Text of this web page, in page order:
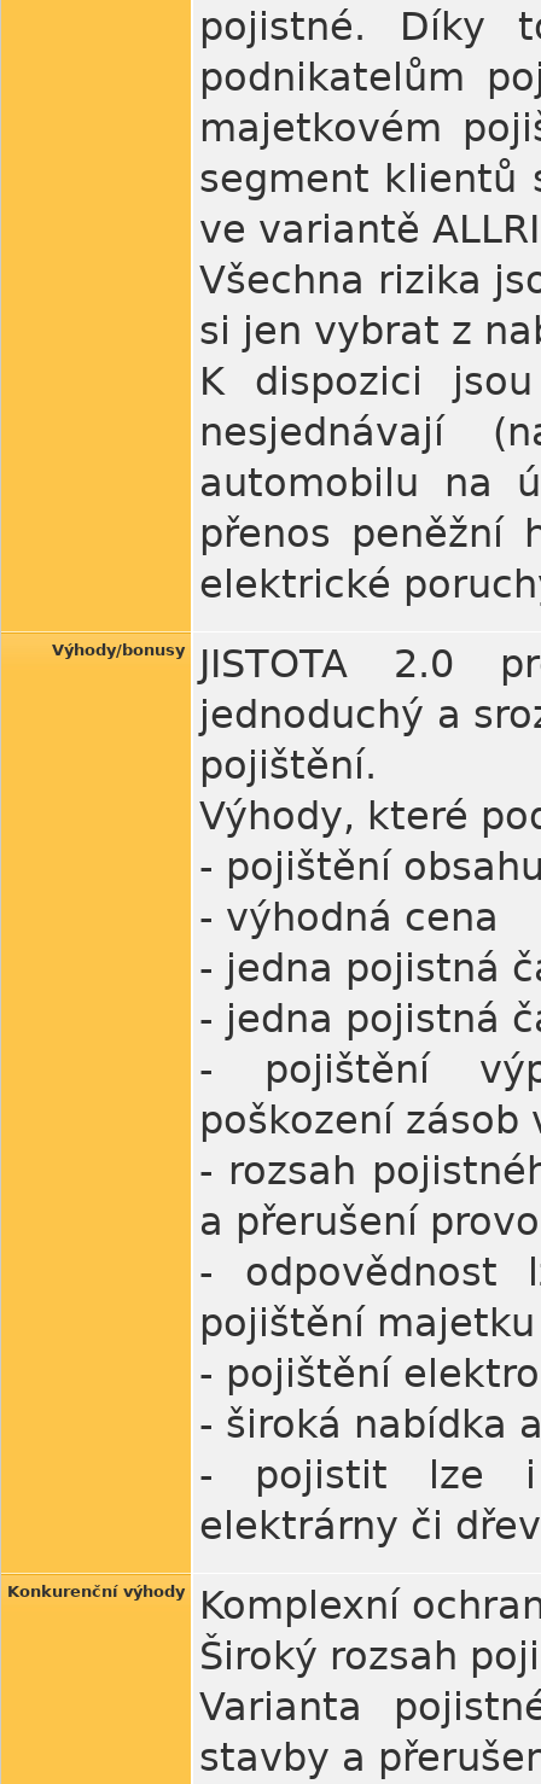
pojistné. Díky
podnikatelům
majetkovém
segment klientů
ve variantě
Všechna rizika
si jen vybrat z
K dispozici
nesjednávají
automobilu na
přenos peněžní
elektrické
Výhody/bonusy
JISTOTA 2.0
jednoduchý a
pojištění.
Výhody, které
- pojištění
- výhodná cena
- jedna pojistná
- jedna pojistná
- pojištění
poškození
- rozsah
a přerušení
- odpovědnost
pojištění majetku
- pojištění
- široká nabídka
- pojistit lze i
elektrárny či
Konkurenční výhody
Komplexní
Široký rozsah
Varianta
stavby a